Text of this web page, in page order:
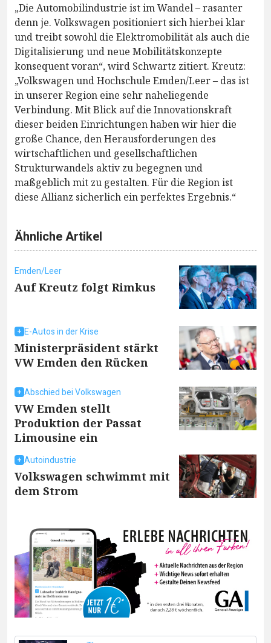
„Die Automobilindustrie ist im Wandel – rasanter
denn je. Volkswagen positioniert sich hierbei klar
und treibt sowohl die Elektromobilität als auch die
Digitalisierung und neue Mobilitätskonzepte
konsequent voran“, wird Schwartz zitiert. Kreutz:
„Volkswagen und Hochschule Emden/Leer – das ist
in unserer Region eine sehr naheliegende
Verbindung. Mit Blick auf die Innovationskraft
dieser beiden Einrichtungen haben wir hier die
große Chance, den Herausforderungen des
wirtschaftlichen und gesellschaftlichen
Strukturwandels aktiv zu begegnen und
maßgeblich mit zu gestalten. Für die Region ist
diese Allianz sicherlich ein perfektes Ergebnis.“
Ähnliche Artikel
Emden/Leer
Auf Kreutz folgt Rimkus
E-Autos in der Krise
Ministerpräsident stärkt
VW Emden den Rücken
Abschied bei Volkswagen
VW Emden stellt
Produktion der Passat
Limousine ein
Autoindustrie
Volkswagen schwimmt mit
dem Strom